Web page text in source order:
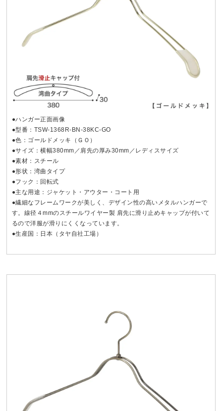
●ハンガー正面画像
●型番：TSW-1368R-BN-38KC-GO
●色：ゴールドメッキ（ＧＯ）
●サイズ：横幅380mm／肩先の厚み30mm／レディスサイズ
●素材：スチール
●形状：湾曲タイプ
●フック：回転式
●主な用途：ジャケット・アウター・コート用
●繊細なフレームワークが美しく、デザイン性の高いメタルハンガーで
す。線径４mmのスチールワイヤー製 肩先に滑り止めキャップが付いて
るので洋服が滑りにくくなっています。
●生産国：日本（タヤ自社工場）